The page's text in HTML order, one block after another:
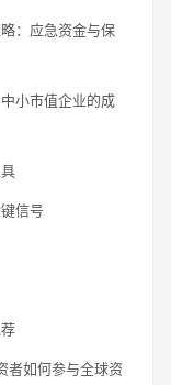
：应急资金与保
小市值企业的成
信号
者如何参与全球资